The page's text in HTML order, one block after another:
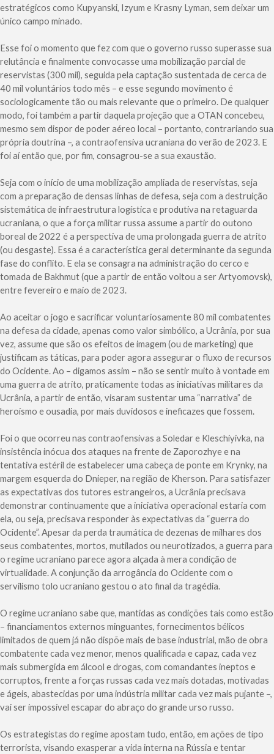
estratégicos como Kupyanski, Izyum e Krasny Lyman, sem deixar um
único campo minado.
Esse foi o momento que fez com que o governo russo superasse sua
relutância e finalmente convocasse uma mobilização parcial de
reservistas (300 mil), seguida pela captação sustentada de cerca de
40 mil voluntários todo mês – e esse segundo movimento é
sociologicamente tão ou mais relevante que o primeiro. De qualquer
modo, foi também a partir daquela projeção que a OTAN concebeu,
mesmo sem dispor de poder aéreo local – portanto, contrariando sua
própria doutrina –, a contraofensiva ucraniana do verão de 2023. E
foi aí então que, por fim, consagrou-se a sua exaustão.
Seja com o início de uma mobilização ampliada de reservistas, seja
com a preparação de densas linhas de defesa, seja com a destruição
sistemática de infraestrutura logística e produtiva na retaguarda
ucraniana, o que a força militar russa assume a partir do outono
boreal de 2022 é a perspectiva de uma prolongada guerra de atrito
(ou desgaste). Essa é a característica geral determinante da segunda
fase do conflito. E ela se consagra na administração do cerco e
tomada de Bakhmut (que a partir de então voltou a ser Artyomovsk),
entre fevereiro e maio de 2023.
Ao aceitar o jogo e sacrificar voluntariosamente 80 mil combatentes
na defesa da cidade, apenas como valor simbólico, a Ucrânia, por sua
vez, assume que são os efeitos de imagem (ou de marketing) que
justificam as táticas, para poder agora assegurar o fluxo de recursos
do Ocidente. Ao – digamos assim – não se sentir muito à vontade em
uma guerra de atrito, praticamente todas as iniciativas militares da
Ucrânia, a partir de então, visaram sustentar uma “narrativa” de
heroísmo e ousadia, por mais duvidosos e ineficazes que fossem.
Foi o que ocorreu nas contraofensivas a Soledar e Kleschiyivka, na
insistência inócua dos ataques na frente de Zaporozhye e na
tentativa estéril de estabelecer uma cabeça de ponte em Krynky, na
margem esquerda do Dnieper, na região de Kherson. Para satisfazer
as expectativas dos tutores estrangeiros, a Ucrânia precisava
demonstrar continuamente que a iniciativa operacional estaria com
ela, ou seja, precisava responder às expectativas da “guerra do
Ocidente”. Apesar da perda traumática de dezenas de milhares dos
seus combatentes, mortos, mutilados ou neurotizados, a guerra para
o regime ucraniano parece agora alçada à mera condição de
virtualidade. A conjunção da arrogância do Ocidente com o
servilismo tolo ucraniano gestou o ato final da tragédia.
O regime ucraniano sabe que, mantidas as condições tais como estão
– financiamentos externos minguantes, fornecimentos bélicos
limitados de quem já não dispõe mais de base industrial, mão de obra
combatente cada vez menor, menos qualificada e capaz, cada vez
mais submergida em álcool e drogas, com comandantes ineptos e
corruptos, frente a forças russas cada vez mais dotadas, motivadas
e ágeis, abastecidas por uma indústria militar cada vez mais pujante –,
vai ser impossível escapar do abraço do grande urso russo.
Os estrategistas do regime apostam tudo, então, em ações de tipo
terrorista, visando exasperar a vida interna na Rússia e tentar